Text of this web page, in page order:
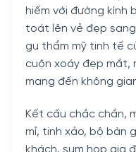
hiếm với đường kính
toát lên vẻ đẹp
gu thẩm mỹ tinh tế
cuộn xoáy đẹp mắt,
mang đến không
Kết cấu chắc chắn,
mỉ, tinh xảo, bộ bàn
khách, sum họp gia